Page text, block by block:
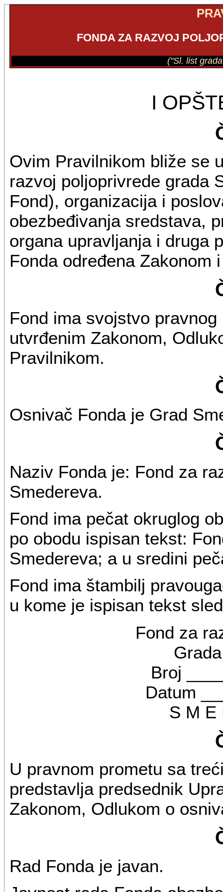
FONDA ZA RAZVOJ
("Sl. list
I
Ovim Pravilnikom bliže se
razvoj poljoprivrede grada
Fond), organizacija i
obezbeđivanja sredstava,
organa upravljanja i druga
Fonda određena Zakonom
Fond ima svojstvo
utvrđenim Zakonom,
Pravilnikom.
Osnivač Fonda je Grad
Naziv Fonda je: Fond za
Smedereva.
Fond ima pečat okruglog
po obodu ispisan tekst:
Smedereva; a u sredini
Fond ima štambilj
u kome je ispisan tekst
Fond za
Broj
Datum
S M E
U pravnom prometu sa
predstavlja predsednik
Zakonom, Odlukom o
Rad Fonda je javan.